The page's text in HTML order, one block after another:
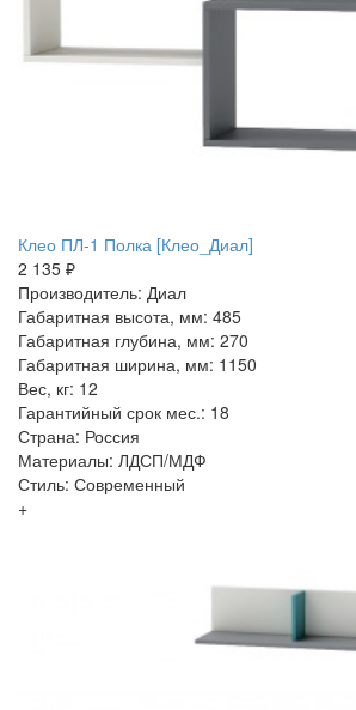
Клео ПЛ-1 Полка [Клео_Диал]
2 135 ₽
Производитель: Диал
Габаритная высота, мм: 485
Габаритная глубина, мм: 270
Габаритная ширина, мм: 1150
Вес, кг: 12
Гарантийный срок мес.: 18
Страна: Россия
Материалы: ЛДСП/МДФ
Стиль: Современный
+